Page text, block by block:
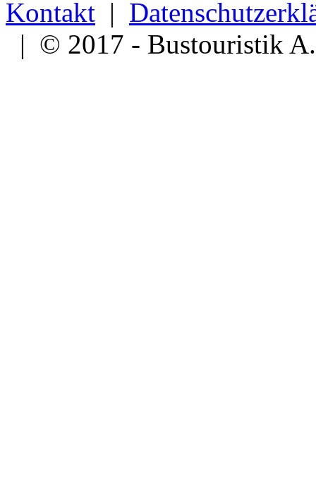
Kontakt |
| © 2017 - Bustouristik